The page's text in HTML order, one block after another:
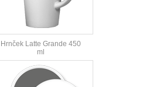
Hrnček Latte Grande 450
ml